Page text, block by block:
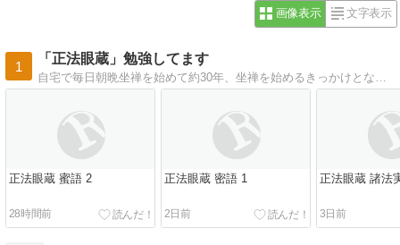
画像表示 文字表示
1
「正法眼蔵」勉強してます
正法眼蔵 蜜語 2
28時間前
正法眼蔵 密語 1
2日前
正法眼蔵 諸法
3日前